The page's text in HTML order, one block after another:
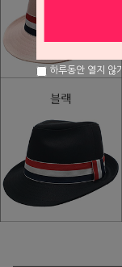
하루동안 열지 않기